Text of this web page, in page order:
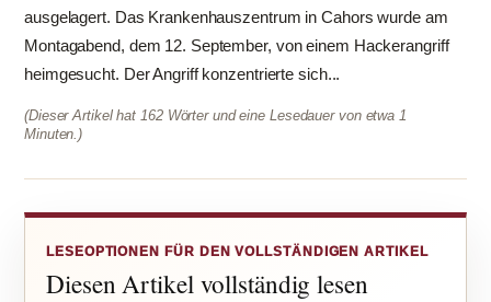
ausgelagert. Das Krankenhauszentrum in Cahors wurde am
Montagabend, dem 12. September, von einem Hackerangriff
heimgesucht. Der Angriff konzentrierte sich...
(Dieser Artikel hat 162 Wörter und eine Lesedauer von etwa 1
Minuten.)
LESEOPTIONEN FÜR DEN VOLLSTÄNDIGEN ARTIKEL
Diesen Artikel vollständig lesen